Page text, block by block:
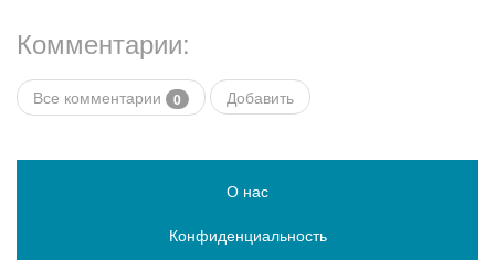
Комментарии:
Все комментарии 0 Добавить
О нас
Конфиденциальность